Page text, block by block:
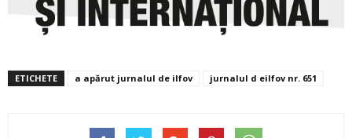
ETICHETE a apărut jurnalul de ilfov jurnalul d eilfov nr. 651